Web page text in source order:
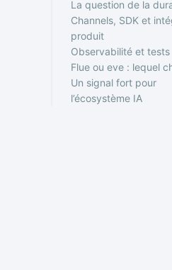
La question de la
Channels, SDK et
produit
Observabilité et tests
Flue ou eve : lequel
Un signal fort pour
l’écosystème IA